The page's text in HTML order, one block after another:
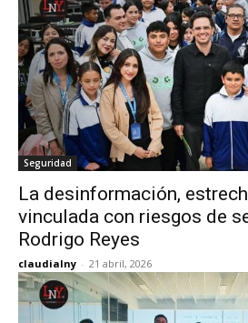
Seguridad
La desinformación,
vinculada con riesgos de
Rodrigo Reyes
claudialny - 21 abril, 2026